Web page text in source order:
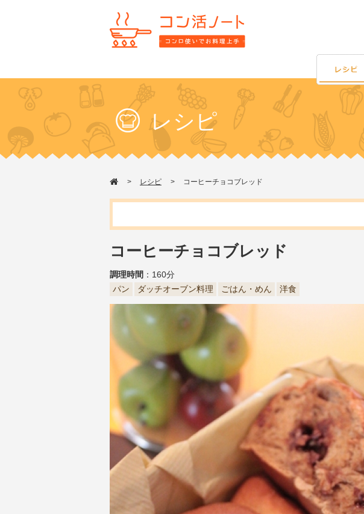
レシピ
レシピ コーヒーチョコブレッド
コーヒーチョコブレッド
調理時間 ：160分
パン
ダッチオーブン料理 ごはん・めん 洋食